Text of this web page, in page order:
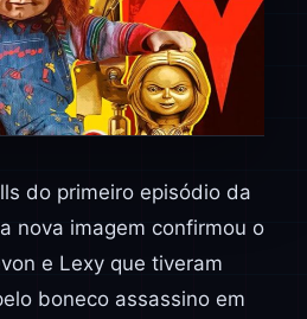
do primeiro episódio da
nova imagem confirmou o
e Lexy que tiveram
boneco assassino em